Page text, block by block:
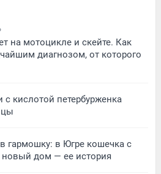
на мотоцикле и скейте. Как
диагнозом, от которого
кислотой петербурженка
гармошку: в Югре кошечка с
дом — ее история